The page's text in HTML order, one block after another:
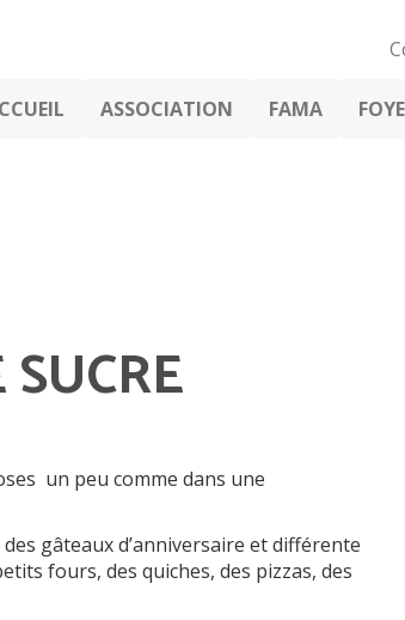
ASSOCIATION FAMA
un peu comme dans une
gâteaux d’anniversaire et différente
fours, des quiches, des pizzas, des